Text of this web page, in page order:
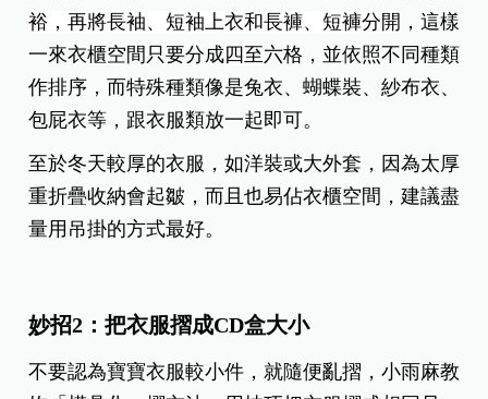
裕，再將長袖、短袖上衣和長褲、短褲分開 ，這樣
一來衣櫃空間只要分成四至六格，並依照不同種類
作排序，而特殊種類像是兔衣、蝴蝶裝、紗布衣、
包屁衣等，跟衣服類放一起即可。
至於冬天較厚的衣服，如洋裝或大外套，因為太厚
重折疊收納會起皺，而且也易佔衣櫃空間，建議盡
量用吊掛的方式最好。
妙招2：把衣服摺成CD盒大小
不要認為寶寶衣服較小件，就隨便亂摺，小雨麻教